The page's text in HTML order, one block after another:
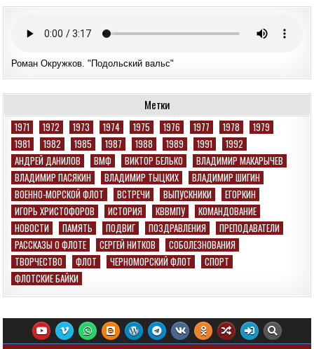
Роман Окружков. "Подольский вальс"
Метки
1971 1972 1973 1974 1975 1976 1977 1978
1979
1981
1982 1985 1987 1988 1989 1991
1992
АНДРЕЙ ДАНИЛОВ
ВМФ ВИКТОР БЕЛЬКО
ВЛАДИМИР МАКАРЫЧЕВ
ВЛАДИМИР ПАСЯКИН
ВЛАДИМИР ТЫЦКИХ
ВЛАДИМИР ШИГИН
ВОЕННО-МОРСКОЙ ФЛОТ
ВСТРЕЧИ ВЫПУСКНИКИ
ЕГОРКИН
ИГОРЬ ХРИСТОФОРОВ
ИСТОРИЯ КВВМПУ
КОМАНДОВАНИЕ
НОВОСТИ
ПАМЯТЬ ПОДВИГ ПОЗДРАВЛЕНИЯ
ПРЕПОДАВАТЕЛИ
РАССКАЗЫ О ФЛОТЕ
СЕРГЕЙ НИТКОВ
СОБОЛЕЗНОВАНИЯ
ТВОРЧЕСТВО
ФЛОТ ЧЕРНОМОРСКИЙ ФЛОТ
СПОРТ
ФЛОТСКИЕ БАЙКИ